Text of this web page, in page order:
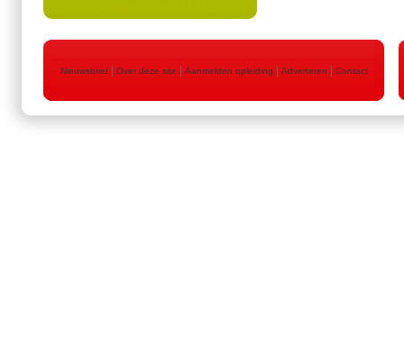
Nieuwsbrief| Over deze site Aanmelden opleiding Adverteren Contact